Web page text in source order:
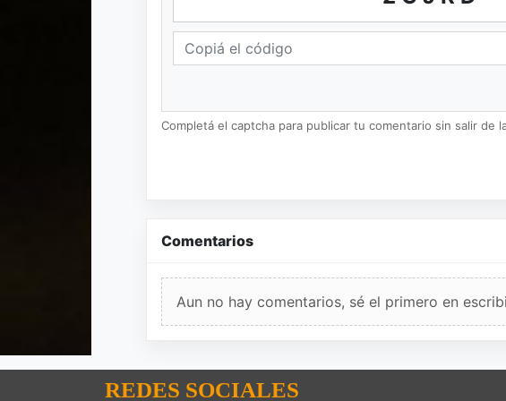
Completá el captcha para publicar tu comentario sin salir de
Comentarios
Aun no hay comentarios, sé el primero en
REDES SOCIALES